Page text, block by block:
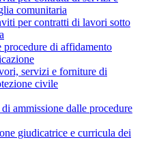
comunitaria
per contratti di lavori sotto
di affidamento
servizi e forniture di
civile
ammissione dalle procedure
giudicatrice e curricula dei